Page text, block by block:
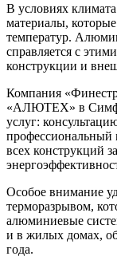
В условиях
материалы,
температур.
справляется с
конструкции и
Компания
«АЛЮТЕХ» в
услуг:
профессиональный
всех конструкций
Особое внимание
терморазрывом,
алюминиевые
и в жилых домах,
года.